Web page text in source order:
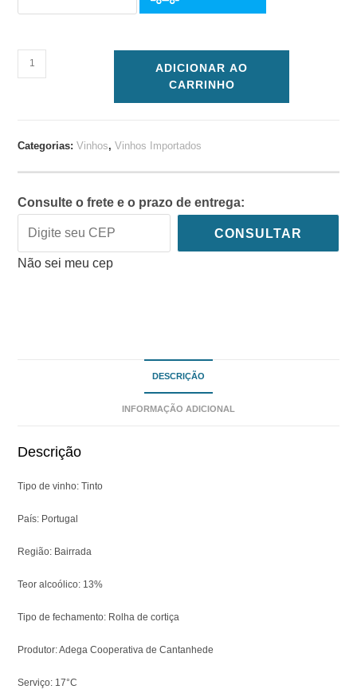
ADICIONAR AO
CARRINHO
Categorias:Vinhos,Vinhos Importados
Consulte o frete e o prazo de entrega:
CONSULTAR
Não sei meu cep
DESCRIÇÃO
INFORMAÇÃO ADICIONAL
Descrição
Tipo de vinho: Tinto
País: Portugal
Região: Bairrada
Teor alcoólico: 13%
Tipo de fechamento: Rolha de cortiça
Produtor: Adega Cooperativa de Cantanhede
Serviço: 17°C